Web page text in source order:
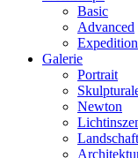
Basic
Advanced
Expedition
Galerie
Portrait
Newton
Landschaft